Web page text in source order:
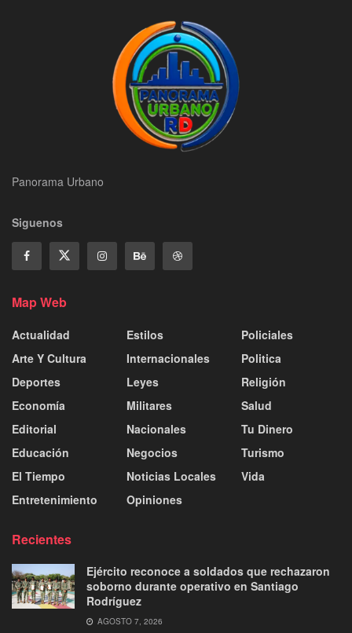
Panorama Urbano
Siguenos
Map Web
Actualidad
Arte Y Cultura
Deportes
Economía
Editorial
Educación
El Tiempo
Entretenimiento
Estilos
Internacionales
Leyes
Militares
Nacionales
Negocios
Noticias Locales
Opiniones
Policiales
Politica
Religión
Salud
Tu Dinero
Turismo
Vida
Recientes
Ejército reconoce a soldados que rechazaron
soborno durante operativo en Santiago
Rodríguez
AGOSTO 7, 2026